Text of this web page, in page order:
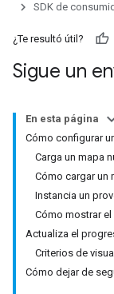
SDK de
¿Te resultó útil?
Sigue un
En esta página
Cómo configurar
Carga un mapa
Cómo cargar un
Instancia un
Cómo mostrar
Actualiza el
Criterios de
Cómo dejar de